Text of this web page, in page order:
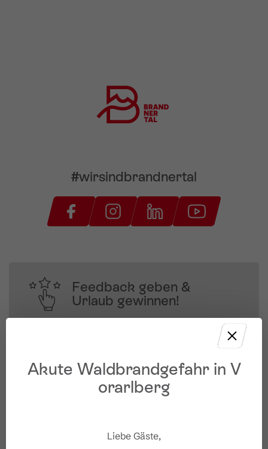
#wirsindbrandnertal
Feedback geben &
Urlaub gewinnen!
Deine Meinung ist uns wichtig – Feedback
unvergessliche Urlaubserlebnisse in
Österreich gewinnen.
Akute Waldbrandgefahr in V
orarlberg
Liebe Gäste,